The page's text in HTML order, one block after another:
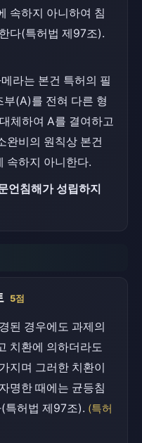
속하지 아니하여 침
다(특허법 제97조).
라는 본건 특허의 필
(A)를 전혀 다른 형
체하여 A를 결여하고
완비의 원칙상 본건
속하지 아니한다.
언침해가 성립하지
5점
된 경우에도 과제의
치환에 의하더라도
지며 그러한 치환이
명한 때에는 균등침
특허법 제97조). (특허